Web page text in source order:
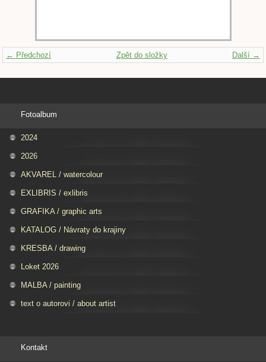
← Předchozí Další →
Zpět do složky
Fotoalbum
2024
2026
AKVAREL / watercolour
EXLIBRIS / exlibris
GRAFIKA / graphic arts
KATALOG / Návraty do krajiny
KRESBA / drawing
Loket 2026
MALBA / painting
text o autorovi / about artist
Kontakt